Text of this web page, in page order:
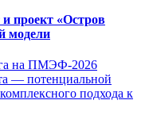
проект «Остров
модели
на ПМЭФ-2026
— потенциальной
подхода к